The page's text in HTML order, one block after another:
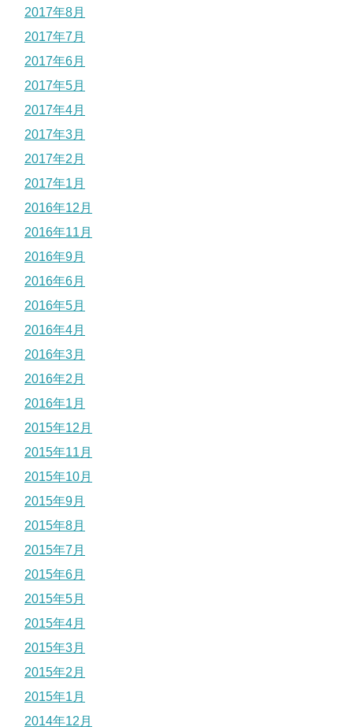
2017年8月
2017年7月
2017年6月
2017年5月
2017年4月
2017年3月
2017年2月
2017年1月
2016年12月
2016年11月
2016年9月
2016年6月
2016年5月
2016年4月
2016年3月
2016年2月
2016年1月
2015年12月
2015年11月
2015年10月
2015年9月
2015年8月
2015年7月
2015年6月
2015年5月
2015年4月
2015年3月
2015年2月
2015年1月
2014年12月